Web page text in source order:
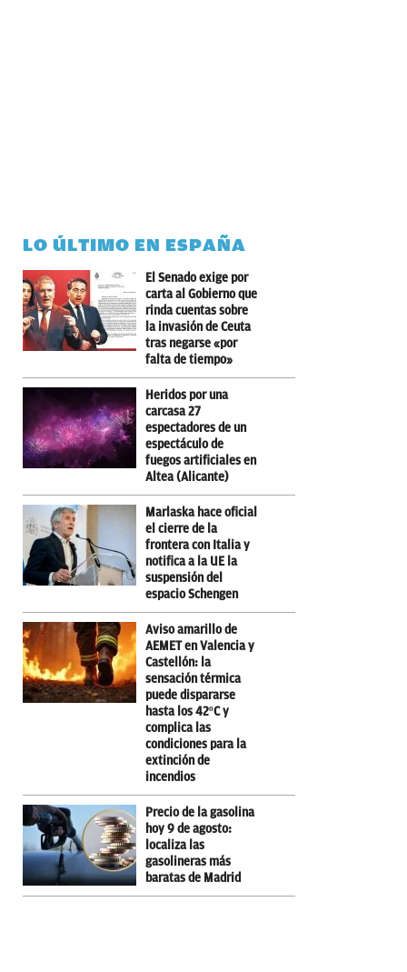
LO ÚLTIMO EN ESPAÑA
El Senado exige por
carta al Gobierno que
rinda cuentas sobre
la invasión de Ceuta
tras negarse «por
falta de tiempo»
Heridos por una
carcasa 27
espectadores de un
espectáculo de
fuegos artificiales en
Altea (Alicante)
Marlaska hace oficial
el cierre de la
frontera con Italia y
notifica a la UE la
suspensión del
espacio Schengen
Aviso amarillo de
AEMET en Valencia y
Castellón: la
sensación térmica
puede dispararse
hasta los 42ºC y
complica las
condiciones para la
extinción de
incendios
Precio de la gasolina
hoy 9 de agosto:
localiza las
gasolineras más
baratas de Madrid